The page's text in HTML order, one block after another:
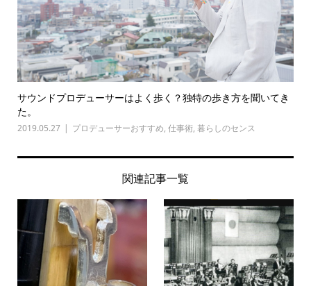
サウンドプロデューサーはよく歩く？独特の歩き方を聞いてき
た。
2019.05.27 プロデューサーおすすめ, 仕事術, 暮らしのセンス
関連記事一覧